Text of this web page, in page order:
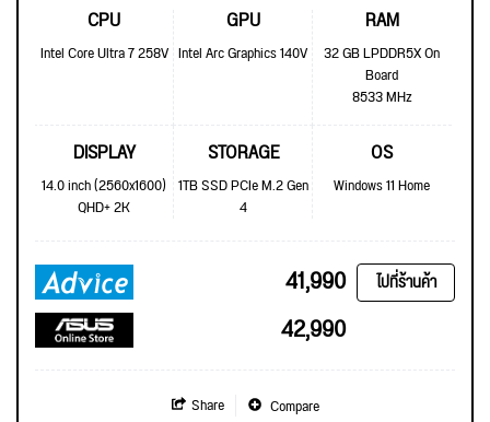
CPU
Intel Core Ultra 7 258V
GPU
Intel Arc Graphics 140V
RAM
32 GB LPDDR5X On
Board
8533 MHz
DISPLAY
14.0 inch (2560x1600)
QHD+ 2K
STORAGE
1TB SSD PCIe M.2 Gen
4
OS
Windows 11 Home
41,990 ไปที่ร้านค้า
42,990
Share Compare